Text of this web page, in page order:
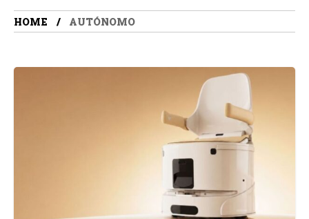
HOME AUTÓNOMO